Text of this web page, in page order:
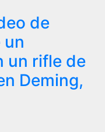
de
un
un rifle de
Deming,